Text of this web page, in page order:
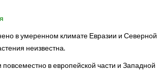
в умеренном климате Евразии и
неизвестна.
повсеместно в европейской части и